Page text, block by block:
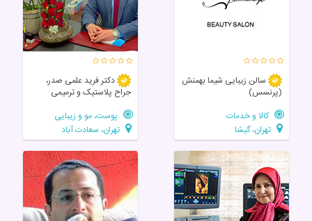
سالن زيبايی شیما بهمنش
(پرنسس)
کالا و خدمات
تهران، گیشا
دکتر فرید علمی صدر،
جراح پلاستیک و ترمیمی
پوست، مو و زیبایی
تهران، سعادت آباد